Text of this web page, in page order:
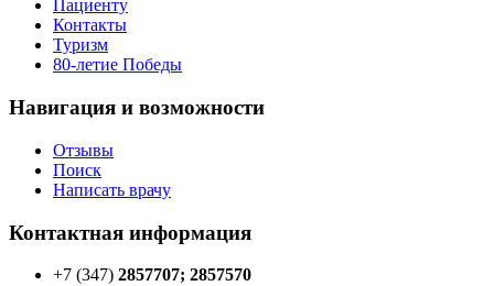
Пациенту
Контакты
Туризм
80-летие Победы
Навигация и возможности
Отзывы
Поиск
Написать врачу
Контактная информация
+7 (347) 2857707; 2857570